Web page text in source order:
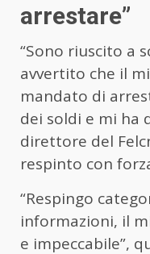
arrestare”
“Sono riuscito a
avvertito che il
mandato di
dei soldi e mi ha
direttore del
respinto con
“Respingo
informazioni, il
e impeccabile”,